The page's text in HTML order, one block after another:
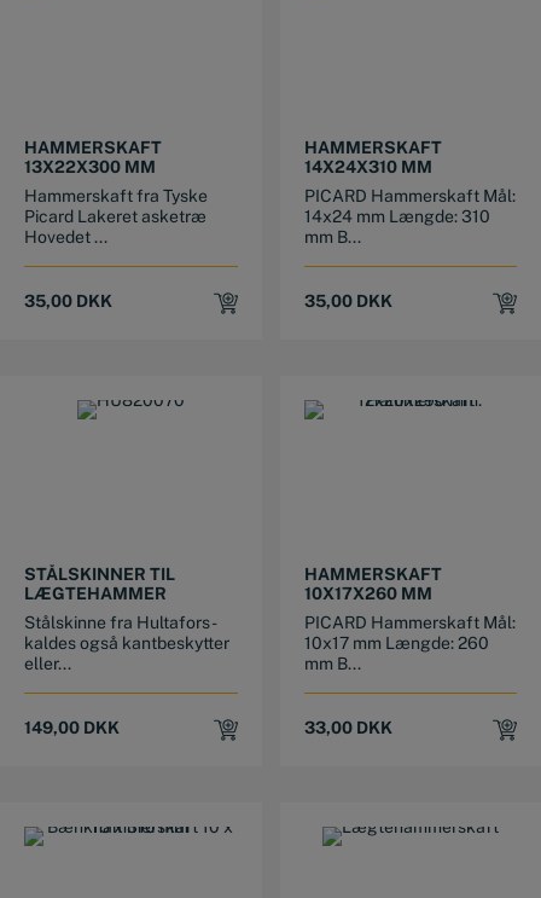
HAMMERSKAFT
13X22X300 MM
Hammerskaft fra Tyske
Picard Lakeret asketræ
Hovedet ...
35,00 DKK
HAMMERSKAFT
14X24X310 MM
PICARD Hammerskaft Mål:
14x24 mm Længde: 310
mm B...
35,00 DKK
STÅLSKINNER TIL
LÆGTEHAMMER
Stålskinne fra Hultafors -
kaldes også kantbeskytter
eller...
149,00 DKK
HAMMERSKAFT
10X17X260 MM
PICARD Hammerskaft Mål:
10x17 mm Længde: 260
mm B...
33,00 DKK